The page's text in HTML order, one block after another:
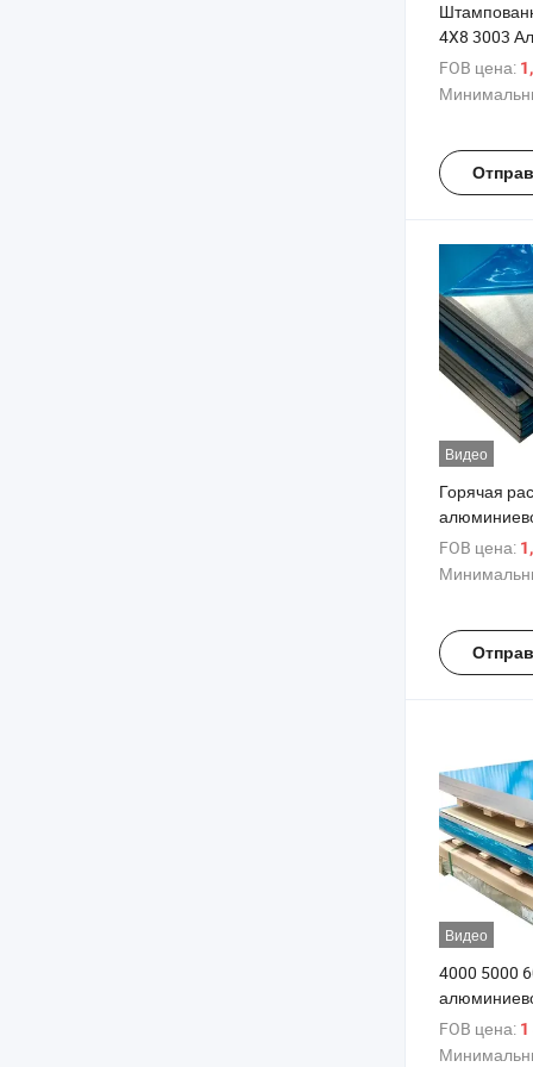
4X8 3003
листы 6060
Рифленый
FOB цена:
Видео
Горячая
сплавного
1060 3003
FOB цена:
Видео
4000 5000
Устойчивый
Размеры
FOB цена: 1